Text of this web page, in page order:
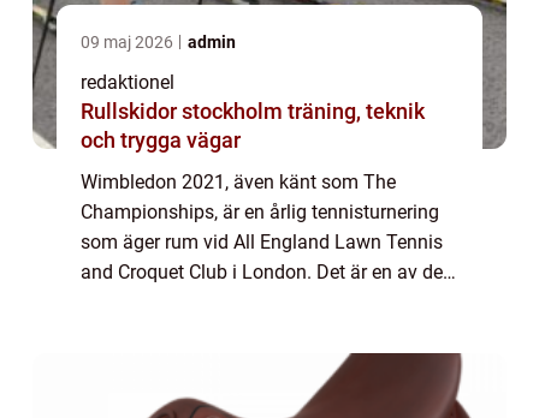
09 maj 2026 admin
redaktionel
Rullskidor stockholm träning, teknik
och trygga vägar
Wimbledon 2021, även känt som The
Championships, är en årlig tennisturnering
som äger rum vid All England Lawn Tennis
and Croquet Club i London. Det är en av de